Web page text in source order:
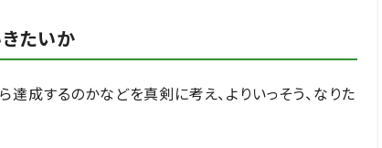
たいか
成するのかなどを真剣に考え、よりいっそう、なりた